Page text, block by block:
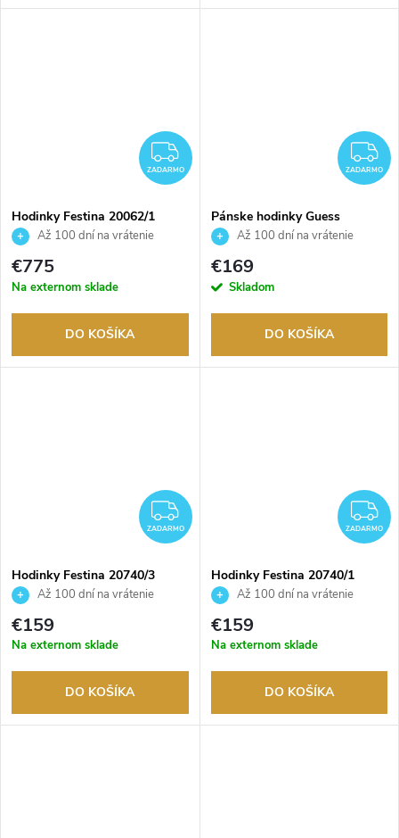
ZADARMO
ZADARMO
Hodinky Festina 20062/1
Až 100 dní na vrátenie
tovaru. Autorizovaný predajca.
€775
Na externom sklade
DO KOŠÍKA
ZADARMO
Pánske hodinky Guess
GW0954G2
Až 100 dní na vrátenie
tovaru. Autorizovaný predajca.
€169
Skladom
DO KOŠÍKA
ZADARMO
ZADARMO
Hodinky Festina 20740/3
Až 100 dní na vrátenie
tovaru. Autorizovaný predajca.
€159
Na externom sklade
DO KOŠÍKA
ZADARMO
Hodinky Festina 20740/1
Až 100 dní na vrátenie
tovaru. Autorizovaný predajca.
€159
Na externom sklade
DO KOŠÍKA